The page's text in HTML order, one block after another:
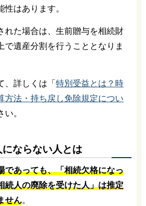
性はあります。
れた場合は、生前贈与を相続財
で遺産分割を行うこととなりま
、詳しくは「 特別受益とは？時
方法・持ち戻し免除規定につい
い。
ならない人とは
であっても、「相続欠格になっ
続人の廃除を受けた人」は推定
せん。